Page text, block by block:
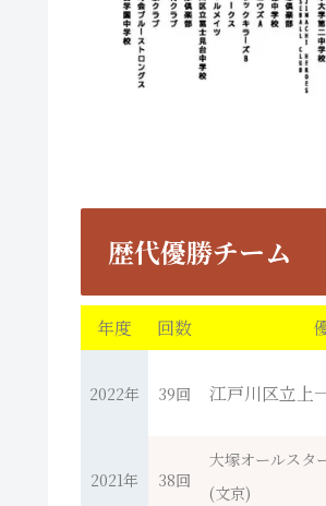
歴代優勝チーム
年度 回数
2022年 39回 江戸川区立上
2021年 38回
大塚オールスタ
(文京)